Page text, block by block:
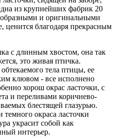
из крупнейших фабрик 20
и оригинальными
ценится благодаря прекрасным
с длинным хвостом, она так
это живая птичка.
тела птицы, ее
клювом - все исполнено
хорош окрас ласточки, с
и переливами коричнево-
блестящей глазурью.
темного окраса ласточки
украсит собой как
интерьер.